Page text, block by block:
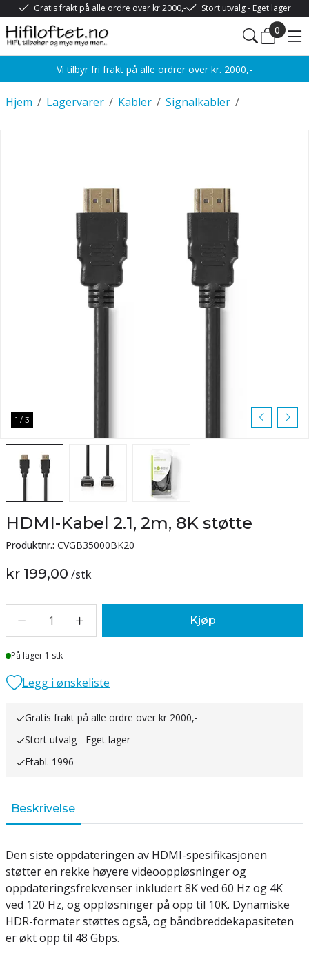
Gratis frakt på alle ordre over kr 2000,- Stort utvalg - Eget lager
0
Vi tilbyr fri frakt på alle ordrer over kr. 2000,-
/
Hjem /
Lagervarer /
Kabler /
Signalkabler
1 / 3
HDMI-Kabel 2.1, 2m, 8K støtte
Produktnr.: CVGB35000BK20
kr 199,00 /stk
1 Kjøp
Lager
På lager 1 stk
Legg i ønskeliste
Gratis frakt på alle ordre over kr 2000,-
Stort utvalg - Eget lager
Etabl. 1996
Beskrivelse
Den siste oppdateringen av HDMI-spesifikasjonen
støtter en rekke høyere videooppløsninger og
oppdateringsfrekvenser inkludert 8K ved 60 Hz og 4K
ved 120 Hz, og oppløsninger på opp til 10K. Dynamiske
HDR-formater støttes også, og båndbreddekapasiteten
er økt opp til 48 Gbps.